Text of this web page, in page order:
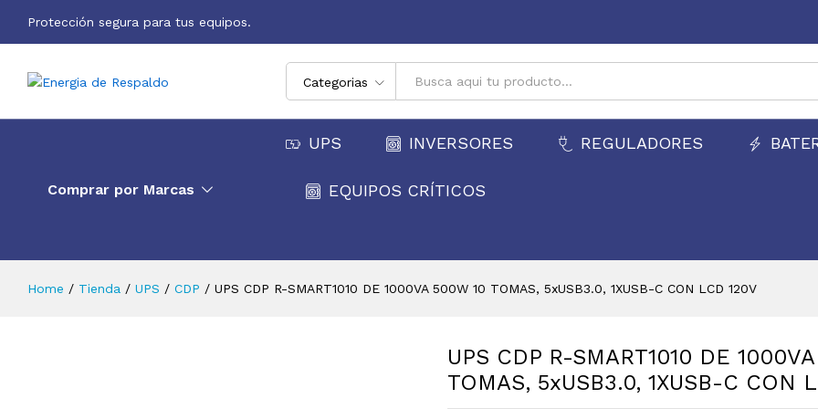
Protección segura para tus equipos.
Categorias
Comprar por Marcas
UPS INVERSORES REGULADORES
EQUIPOS CRÍTICOS
Home / Tienda / UPS / CDP / UPS CDP R-SMART1010 DE 1000VA 500W 10 TOMAS, 5xUSB3.0, 1XUSB-C CON LCD 120V
UPS CDP R-SMART1010 DE
TOMAS, 5xUSB3.0, 1XUSB-C CON
UPS CDP R-SMART1010 DE 1000VA 500W 10 TOMAS, 5xUSB3.0, 1XUSB-C CON LCD
120V